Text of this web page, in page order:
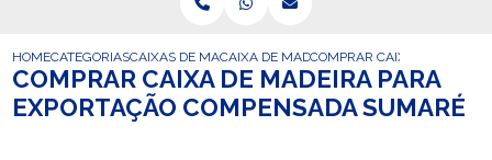
HOMECATEGORIASCAIXAS DE MADEIRA PARA EXPORTACAO
CAIXA DE MADEIRA PARA A EXPORTACAO
COMPRAR CAIXA DE
COMPRAR CAIXA DE MADEIRA PARA
EXPORTAÇÃO COMPENSADA SUMARÉ